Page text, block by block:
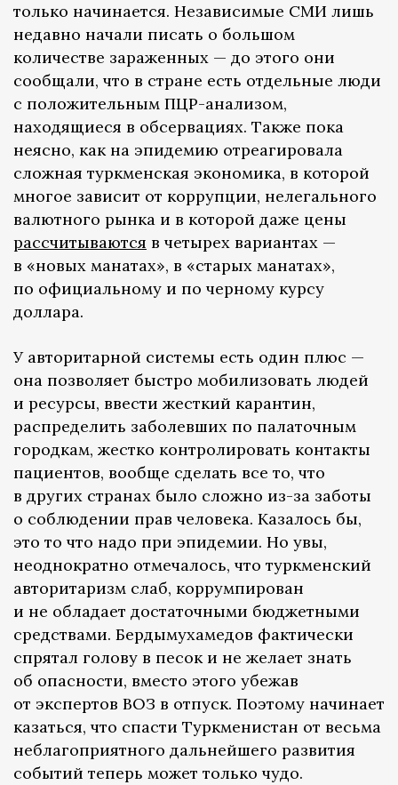
только начинается. Независимые СМИ лишь
недавно начали писать о большом
количестве зараженных — до этого они
сообщали, что в стране есть отдельные люди
с положительным ПЦР-анализом,
находящиеся в обсервациях. Также пока
неясно, как на эпидемию отреагировала
сложная туркменская экономика, в которой
многое зависит от коррупции, нелегального
валютного рынка и в которой даже цены
рассчитываются в четырех вариантах —
в «новых манатах», в «старых манатах»,
по официальному и по черному курсу
доллара.
У авторитарной системы есть один плюс —
она позволяет быстро мобилизовать людей
и ресурсы, ввести жесткий карантин,
распределить заболевших по палаточным
городкам, жестко контролировать контакты
пациентов, вообще сделать все то, что
в других странах было сложно из-за заботы
о соблюдении прав человека. Казалось бы,
это то что надо при эпидемии. Но увы,
неоднократно отмечалось, что туркменский
авторитаризм слаб, коррумпирован
и не обладает достаточными бюджетными
средствами. Бердымухамедов фактически
спрятал голову в песок и не желает знать
об опасности, вместо этого убежав
от экспертов ВОЗ в отпуск. Поэтому начинает
казаться, что спасти Туркменистан от весьма
неблагоприятного дальнейшего развития
событий теперь может только чудо.